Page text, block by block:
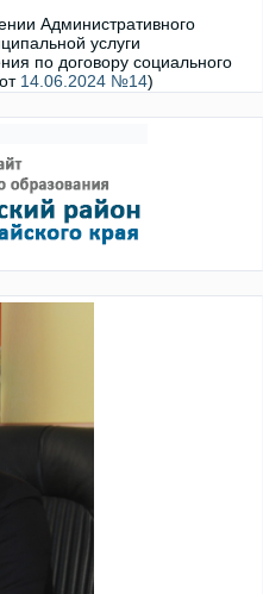
Административного
услуги
по договору социального
, от 14.06.2024 №14)